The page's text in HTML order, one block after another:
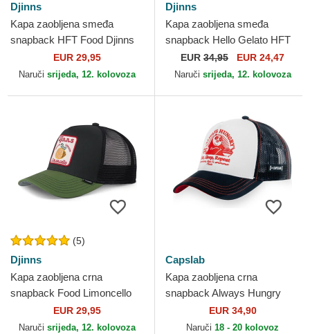
Djinns
Kapa zaobljena smeđa
snapback HFT Food Djinns
EUR 29,95
Naruči srijeda, 12. kolovoza
Djinns
Kapa zaobljena smeđa
snapback Hello Gelato HFT
Food Djinns
EUR 34,95 EUR 24,47
Naruči srijeda, 12. kolovoza
(5)
Djinns
Kapa zaobljena crna
snapback Food Limoncello
HFT DjinnsEUR 29,95
Naruči srijeda, 12. kolovoza
Capslab
Kapa zaobljena crna
snapback Always Hungry
KFP TAKB Po Kung Fu
Panda Capslab
EUR 34,90
Naruči 18 - 20 kolovoz